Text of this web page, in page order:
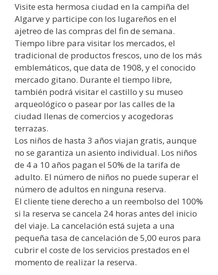
Visite esta hermosa ciudad en la campiña del
Algarve y participe con los lugareños en el
ajetreo de las compras del fin de semana.
Tiempo libre para visitar los mercados, el
tradicional de productos frescos, uno de los más
emblemáticos, que data de 1908, y el conocido
mercado gitano. Durante el tiempo libre,
también podrá visitar el castillo y su museo
arqueológico o pasear por las calles de la
ciudad llenas de comercios y acogedoras
terrazas.
Los niños de hasta 3 años viajan gratis, aunque
no se garantiza un asiento individual. Los niños
de 4 a 10 años pagan el 50% de la tarifa de
adulto. El número de niños no puede superar el
número de adultos en ninguna reserva.
El cliente tiene derecho a un reembolso del 100%
si la reserva se cancela 24 horas antes del inicio
del viaje. La cancelación está sujeta a una
pequeña tasa de cancelación de 5,00 euros para
cubrir el coste de los servicios prestados en el
momento de realizar la reserva.